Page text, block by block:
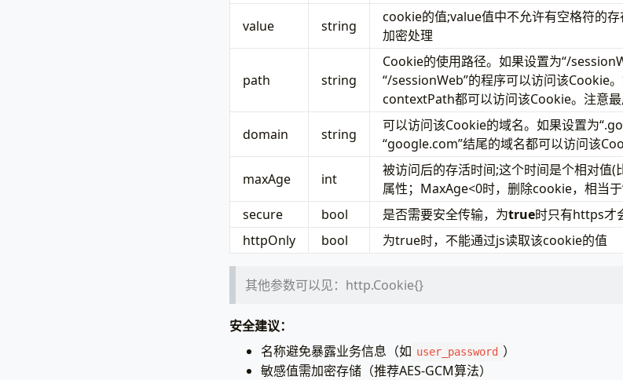
value string
cookie的值;value值中不允许有空格符的
加密处理
path string
Cookie的使用路径。如果设置为“/
“/sessionWeb”的程序可以访问该Cookie
contextPath都可以访问该Cookie。注意最
domain string
可以访问该Cookie的域名。如果设置为
“google.com”结尾的域名都可以访问该
maxAge int
被访问后的存活时间;这个时间是个相对值
属性；MaxAge<0时，删除cookie，相当于
secure
bool 是否需要安全传输，为true时只有https才
httpOnly
bool 为true时，不能通过js读取该cookie的值
其他参数可以见：http.Cookie{}
安全建议：
名称避免暴露业务信息（如 user_password ）
敏感值需加密存储（推荐AES-GCM算法）